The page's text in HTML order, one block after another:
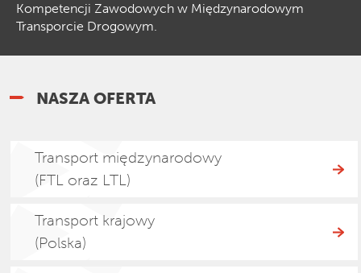
Kompetencji Zawodowych w Międzynarodowym
Transporcie Drogowym.
NASZA OFERTA
Transport międzynarodowy
(FTL oraz LTL)
Transport krajowy
(Polska)